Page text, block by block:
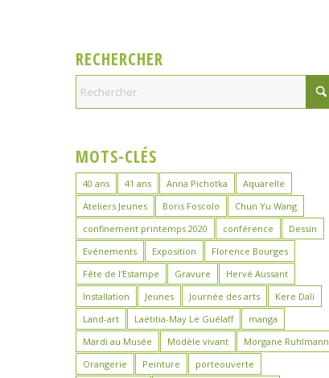
RECHERCHER
MOTS-CLÉS
40 ans 41 ans Anna Pichotka
Aquarelle
Ateliers Jeunes
Boris Foscolo
Chun Yu Wang
confinement printemps 2020
conférence
Dessin
Evénements
Exposition
Florence Bourges
Fête de l'Estampe
Gravure
Hervé Aussant
Installation
Jeunes Journée des arts
Kere Dali
Land-art
Laëtitia-May Le Guélaff
manga
Mardi au Musée
Modèle vivant
Morgane Ruhlmann
Orangerie
Peinture porteouverte